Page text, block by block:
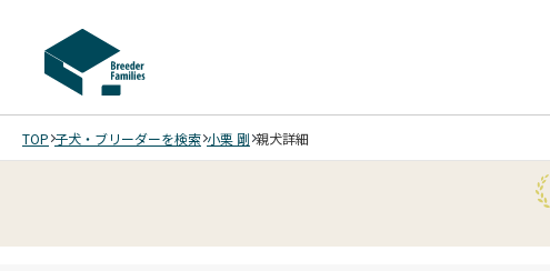
TOP 子犬・ブリーダーを検索 小栗 剛 親犬詳細